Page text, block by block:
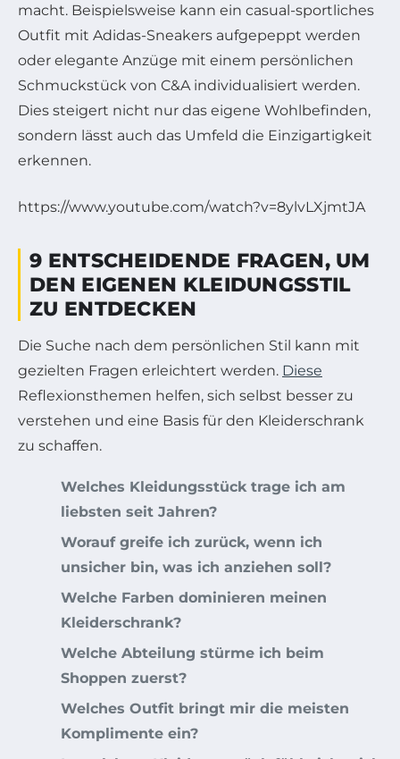
macht. Beispielsweise kann ein casual-sportliches
Outfit mit Adidas-Sneakers aufgepeppt werden
oder elegante Anzüge mit einem persönlichen
Schmuckstück von C&A individualisiert werden.
Dies steigert nicht nur das eigene Wohlbefinden,
sondern lässt auch das Umfeld die Einzigartigkeit
erkennen.
https://www.youtube.com/watch?v=8ylvLXjmtJA
9 ENTSCHEIDENDE FRAGEN, UM
DEN EIGENEN KLEIDUNGSSTIL
ZU ENTDECKEN
Die Suche nach dem persönlichen Stil kann mit
gezielten Fragen erleichtert werden. Diese
Reflexionsthemen helfen, sich selbst besser zu
verstehen und eine Basis für den Kleiderschrank
zu schaffen.
Welches Kleidungsstück trage ich am
liebsten seit Jahren?
Worauf greife ich zurück, wenn ich
unsicher bin, was ich anziehen soll?
Welche Farben dominieren meinen
Kleiderschrank?
Welche Abteilung stürme ich beim
Shoppen zuerst?
Welches Outfit bringt mir die meisten
Komplimente ein?